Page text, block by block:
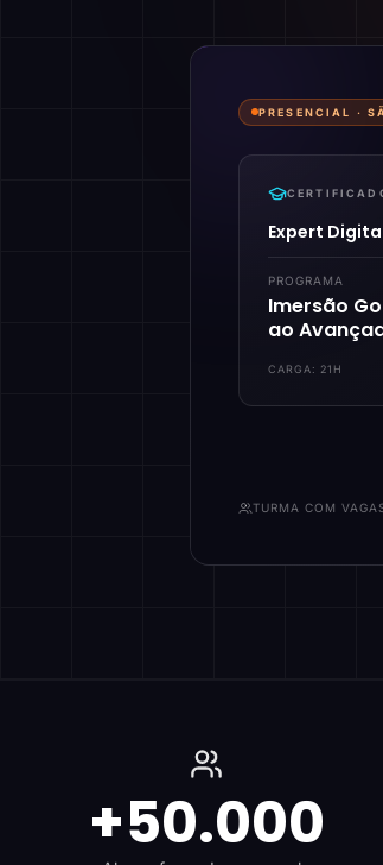
PRESENCIAL ·
Expert
PROGRAMA
Imersão
ao
CARGA: 21H
TURMA COM
+50.000